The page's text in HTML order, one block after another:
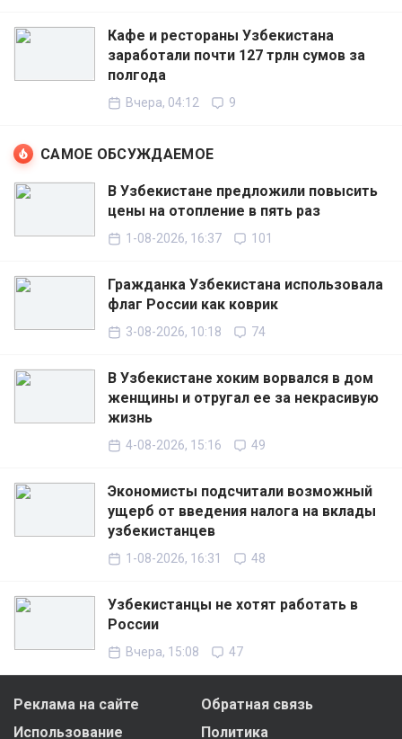
Кафе и рестораны Узбекистана
заработали почти 127 трлн сумов за
полгода
Вчера, 04:12 9
САМОЕ ОБСУЖДАЕМОЕ
В Узбекистане предложили повысить
цены на отопление в пять раз
1-08-2026, 16:37 101
Гражданка Узбекистана использовала
флаг России как коврик
3-08-2026, 10:18 74
В Узбекистане хоким ворвался в дом
женщины и отругал ее за некрасивую
жизнь
4-08-2026, 15:16 49
Экономисты подсчитали возможный
ущерб от введения налога на вклады
узбекистанцев
1-08-2026, 16:31 48
Узбекистанцы не хотят работать в
России
Вчера, 15:08 47
Реклама на сайте
Обратная связь
Использование
Политика